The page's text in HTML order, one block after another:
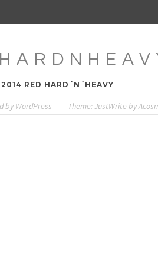
RED HARD´N´HEAVY
by WordPress — Theme: JustWrite by